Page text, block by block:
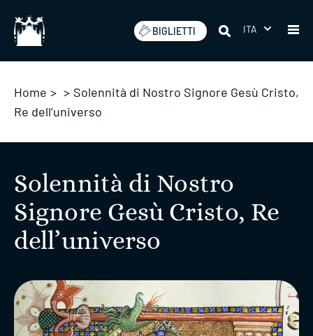
BIGLIETTI ITA
Home > > Solennità di Nostro Signore Gesù Cristo,
Re dell’universo
Solennità di Nostro
Signore Gesù Cristo, Re
dell’universo